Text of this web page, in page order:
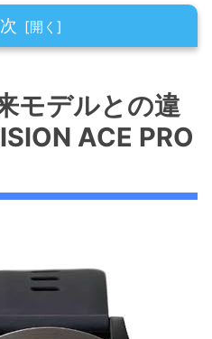
337 とは
いか）
体的違い（技術的観点）
ト（重要）
動
ザーインターフェース
能
モデルとの違
ACE PRO